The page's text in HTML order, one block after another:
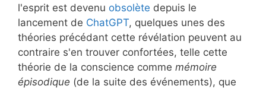
l'esprit est devenu obsolète depuis le
lancement de ChatGPT, quelques unes des
théories précédant cette révélation peuvent au
contraire s'en trouver confortées, telle cette
théorie de la conscience comme mémoire
épisodique (de la suite des événements), que